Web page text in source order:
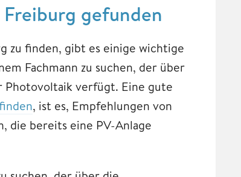
gefunden
zu finden, gibt es einige wichtige
Fachmann zu suchen, der über
Photovoltaik verfügt. Eine gute
, ist es, Empfehlungen von
die bereits eine PV-Anlage